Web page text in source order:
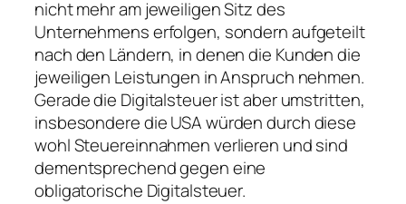
nicht mehr am jeweiligen Sitz des
Unternehmens erfolgen, sondern aufgeteilt
nach den Ländern, in denen die Kunden die
jeweiligen Leistungen in Anspruch nehmen.
Gerade die Digitalsteuer ist aber umstritten,
insbesondere die USA würden durch diese
wohl Steuereinnahmen verlieren und sind
dementsprechend gegen eine
obligatorische Digitalsteuer.